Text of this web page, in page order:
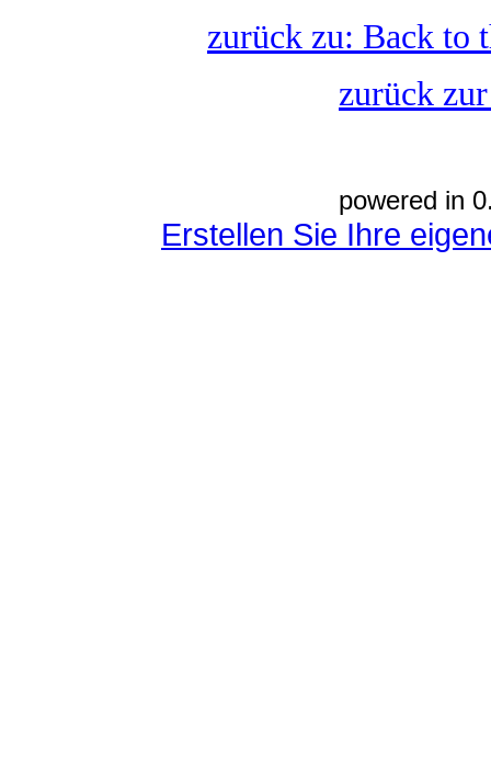
zurück zu: Back to
zurück
powered in
Erstellen Sie Ihre